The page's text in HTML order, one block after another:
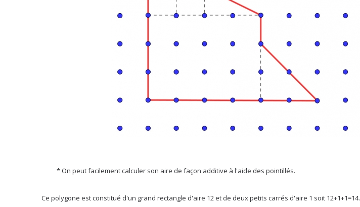
* On peut facilement calculer son aire de façon additive à l'aide des pointillés.
Ce polygone est constitué d'un grand rectangle d'aire 12 et de deux petits carrés d'aire 1 soit 12+1+1=14.